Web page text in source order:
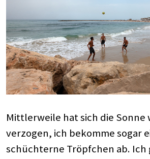
Mittlerweile hat sich die Sonne
verzogen, ich bekomme sogar
schüchterne Tröpfchen ab. Ich